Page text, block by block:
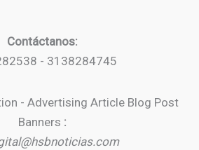
Contáctanos:
- 3138284745
- Advertising Article Blog Post
Banners :